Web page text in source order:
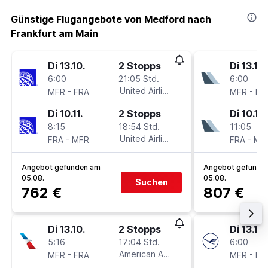
Günstige Flugangebote von Medford nach
Frankfurt am Main
Di 13.10.
6:00
MFR - FRA
2 Stopps
21:05 Std.
United Airlines
Di 10.11.
8:15
FRA - MFR
2 Stopps
18:54 Std.
United Airlines
Angebot gefunden am
05.08.
762 €
Suchen
Di 13.10.
5:16
MFR - FRA
2 Stopps
17:04 Std.
American Airlines
Di 13.10.
6:00
MFR -
Di 10.11.
11:05
FRA -
Angebot
05.08.
807 €
Di 13.10.
6:00
MFR -